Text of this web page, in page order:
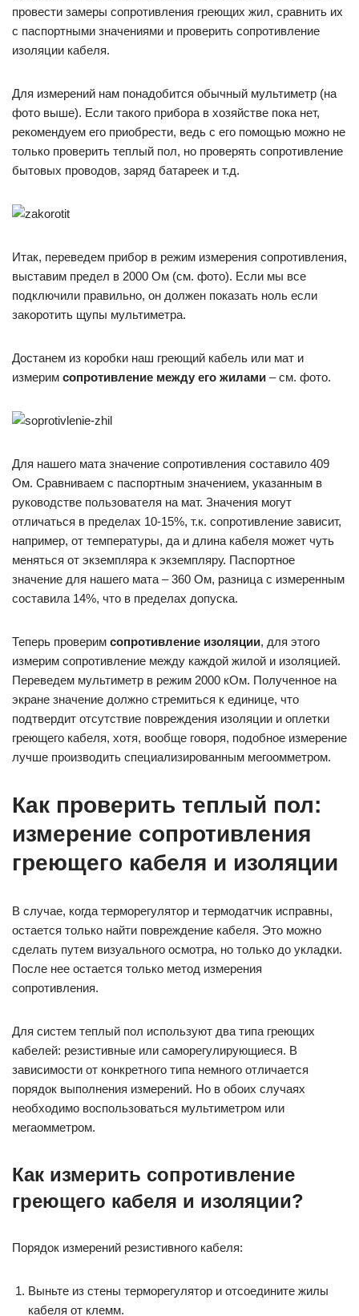
провести замеры сопротивления греющих жил, сравнить их
с паспортными значениями и проверить сопротивление
изоляции кабеля.
Для измерений нам понадобится обычный мультиметр (на
фото выше). Если такого прибора в хозяйстве пока нет,
рекомендуем его приобрести, ведь с его помощью можно не
только проверить теплый пол, но проверять сопротивление
бытовых проводов, заряд батареек и т.д.
Итак, переведем прибор в режим измерения сопротивления,
выставим предел в 2000 Ом (см. фото). Если мы все
подключили правильно, он должен показать ноль если
закоротить щупы мультиметра.
Достанем из коробки наш греющий кабель или мат и
измерим сопротивление между его жилами – см. фото.
Для нашего мата значение сопротивления составило 409
Ом. Сравниваем с паспортным значением, указанным в
руководстве пользователя на мат. Значения могут
отличаться в пределах 10-15%, т.к. сопротивление зависит,
например, от температуры, да и длина кабеля может чуть
меняться от экземпляра к экземпляру. Паспортное
значение для нашего мата – 360 Ом, разница с измеренным
составила 14%, что в пределах допуска.
Теперь проверим сопротивление изоляции, для этого
измерим сопротивление между каждой жилой и изоляцией.
Переведем мультиметр в режим 2000 кОм. Полученное на
экране значение должно стремиться к единице, что
подтвердит отсутствие повреждения изоляции и оплетки
греющего кабеля, хотя, вообще говоря, подобное измерение
лучше производить специализированным мегоомметром.
Как проверить теплый пол:
измерение сопротивления
греющего кабеля и изоляции
В случае, когда терморегулятор и термодатчик исправны,
остается только найти повреждение кабеля. Это можно
сделать путем визуального осмотра, но только до укладки.
После нее остается только метод измерения
сопротивления.
Для систем теплый пол используют два типа греющих
кабелей: резистивные или саморегулирующиеся. В
зависимости от конкретного типа немного отличается
порядок выполнения измерений. Но в обоих случаях
необходимо воспользоваться мультиметром или
мегаомметром.
Как измерить сопротивление
греющего кабеля и изоляции?
Порядок измерений резистивного кабеля:
Выньте из стены терморегулятор и отсоедините жилы
кабеля от клемм.